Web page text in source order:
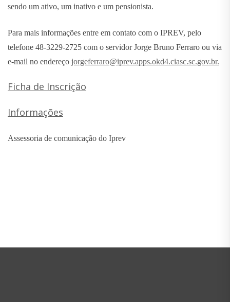
sendo um ativo, um inativo e um pensionista.
Para mais informações entre em contato com o IPREV, pelo
telefone 48-3229-2725 com o servidor Jorge Bruno Ferraro ou via
e-mail no endereço jorgeferraro@iprev.apps.okd4.ciasc.sc.gov.br.
Ficha de Inscrição
Informações
Assessoria de comunicação do Iprev